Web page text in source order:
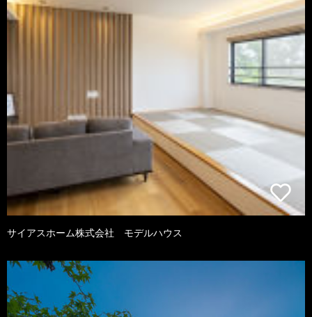
サイアスホーム株式会社 モデルハウス